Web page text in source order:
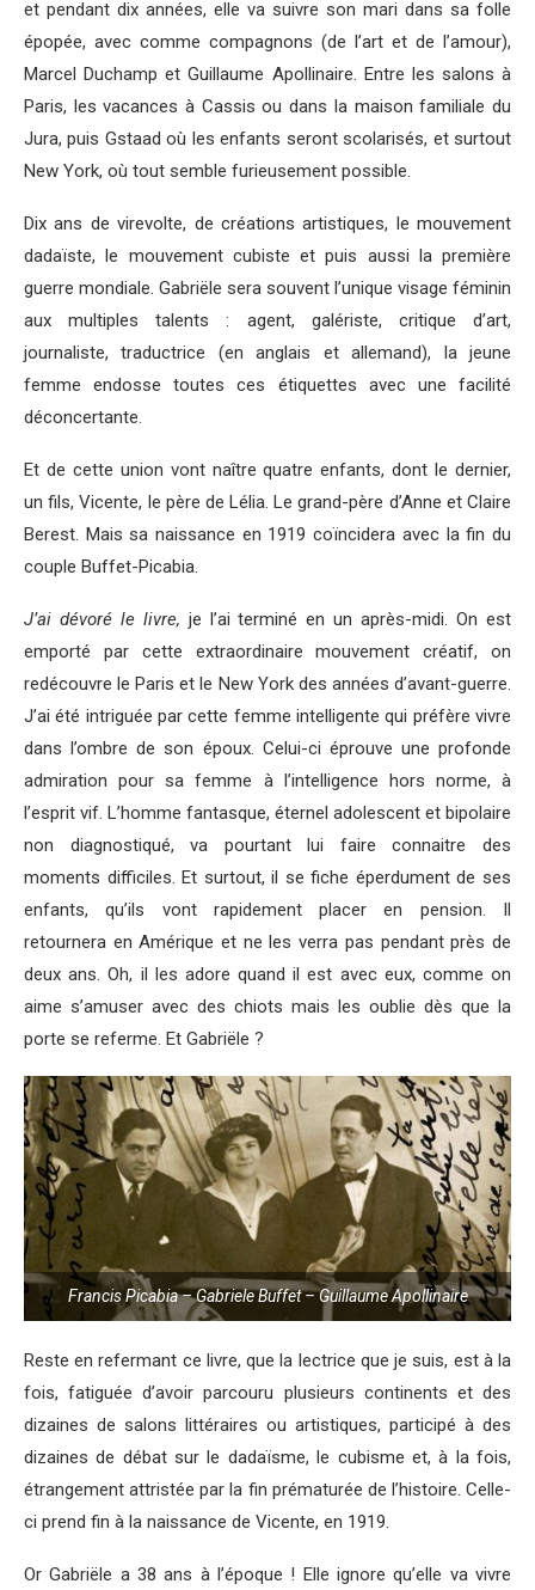
et pendant dix années, elle va suivre son mari dans sa folle
épopée, avec comme compagnons (de l’art et de l’amour),
Marcel Duchamp et Guillaume Apollinaire. Entre les salons à
Paris, les vacances à Cassis ou dans la maison familiale du
Jura, puis Gstaad où les enfants seront scolarisés, et surtout
New York, où tout semble furieusement possible.
Dix ans de virevolte, de créations artistiques, le mouvement
dadaïste, le mouvement cubiste et puis aussi la première
guerre mondiale. Gabriële sera souvent l’unique visage féminin
aux multiples talents : agent, galériste, critique d’art,
journaliste, traductrice (en anglais et allemand), la jeune
femme endosse toutes ces étiquettes avec une facilité
déconcertante.
Et de cette union vont naître quatre enfants, dont le dernier,
un fils, Vicente, le père de Lélia. Le grand-père d’Anne et Claire
Berest. Mais sa naissance en 1919 coïncidera avec la fin du
couple Buffet-Picabia.
J’ai dévoré le livre, je l’ai terminé en un après-midi. On est
emporté par cette extraordinaire mouvement créatif, on
redécouvre le Paris et le New York des années d’avant-guerre.
J’ai été intriguée par cette femme intelligente qui préfère vivre
dans l’ombre de son époux. Celui-ci éprouve une profonde
admiration pour sa femme à l’intelligence hors norme, à
l’esprit vif. L’homme fantasque, éternel adolescent et bipolaire
non diagnostiqué, va pourtant lui faire connaitre des
moments difficiles. Et surtout, il se fiche éperdument de ses
enfants, qu’ils vont rapidement placer en pension. Il
retournera en Amérique et ne les verra pas pendant près de
deux ans. Oh, il les adore quand il est avec eux, comme on
aime s’amuser avec des chiots mais les oublie dès que la
porte se referme. Et Gabriële ?
Francis Picabia – Gabriele Buffet – Guillaume Apollinaire
Reste en refermant ce livre, que la lectrice que je suis, est à la
fois, fatiguée d’avoir parcouru plusieurs continents et des
dizaines de salons littéraires ou artistiques, participé à des
dizaines de débat sur le dadaïsme, le cubisme et, à la fois,
étrangement attristée par la fin prématurée de l’histoire. Celle-
ci prend fin à la naissance de Vicente, en 1919.
Or Gabriële a 38 ans à l’époque ! Elle ignore qu’elle va vivre